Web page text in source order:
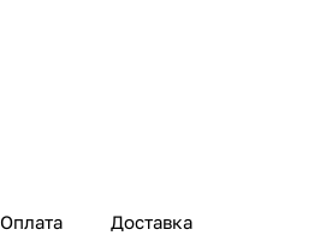
Оплата Доставка